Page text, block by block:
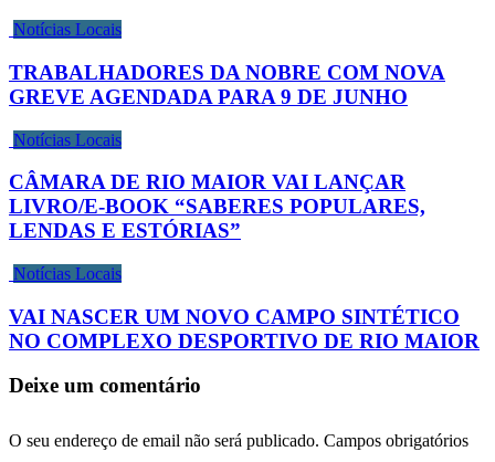
Notícias Locais
TRABALHADORES DA NOBRE COM NOVA
GREVE AGENDADA PARA 9 DE JUNHO
Notícias Locais
CÂMARA DE RIO MAIOR VAI LANÇAR
LIVRO/E-BOOK “SABERES POPULARES,
LENDAS E ESTÓRIAS”
Notícias Locais
VAI NASCER UM NOVO CAMPO SINTÉTICO
NO COMPLEXO DESPORTIVO DE RIO MAIOR
Deixe um comentário
O seu endereço de email não será publicado. Campos obrigatórios